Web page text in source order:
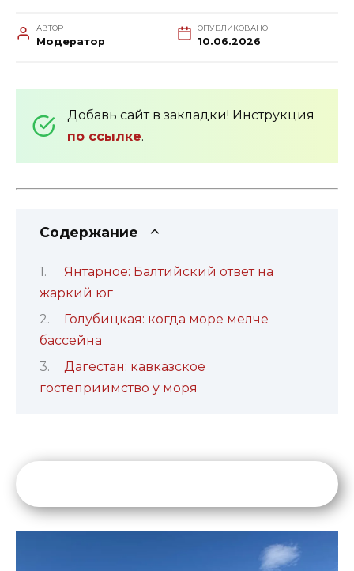
АВТОР
Модератор
ОПУБЛИКОВАНО
10.06.2026
Добавь сайт в закладки! Инструкция
по ссылке.
Содержание
Янтарное: Балтийский ответ на
жаркий юг
Голубицкая: когда море мелче
бассейна
Дагестан: кавказское
гостеприимство у моря